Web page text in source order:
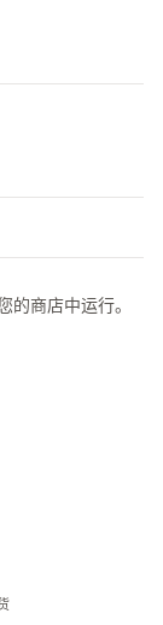
商店中运行。